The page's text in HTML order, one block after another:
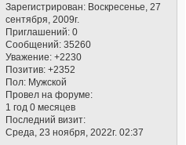
Зарегистрирован: Воскресенье, 27
сентября, 2009г.
Приглашений: 0
Сообщений: 35260
Уважение: +2230
Позитив: +2352
Пол: Мужской
Провел на форуме:
1 год 0 месяцев
Последний визит:
Среда, 23 ноября, 2022г. 02:37